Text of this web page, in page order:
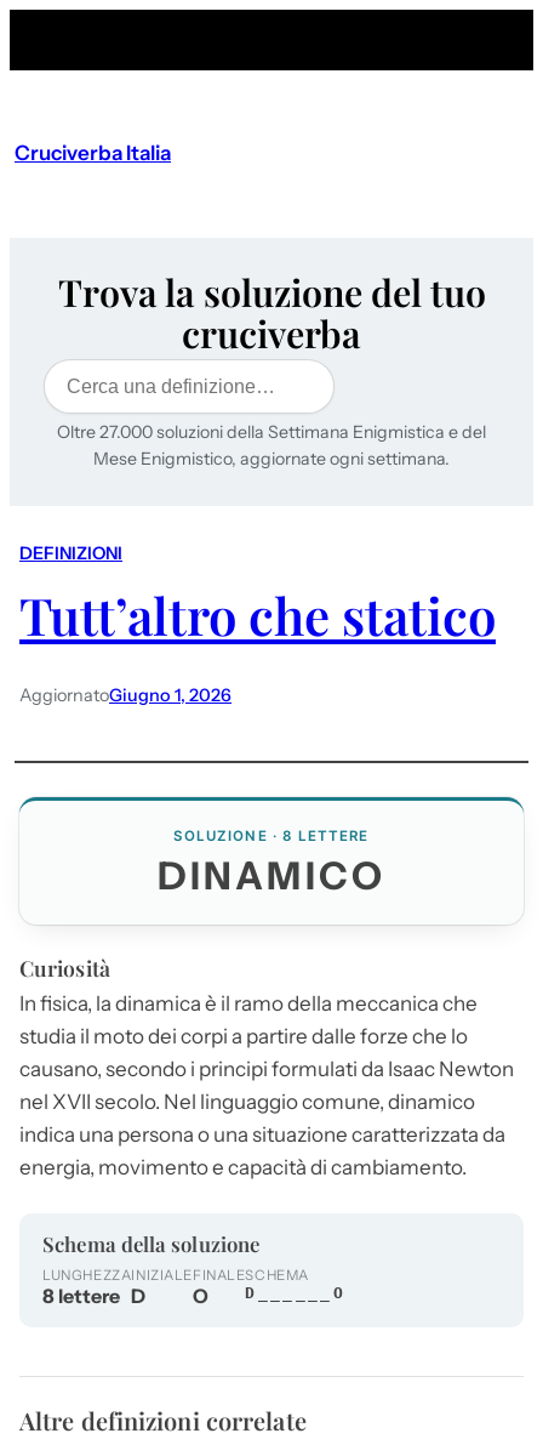
Cruciverba Italia
Trova la soluzione del tuo
cruciverba
Cerca
Oltre 27.000 soluzioni della Settimana Enigmistica e del
Mese Enigmistico, aggiornate ogni settimana.
DEFINIZIONI
Tutt’altro che statico
AggiornatoGiugno 1, 2026
SOLUZIONE · 8 LETTERE
DINAMICO
Curiosità
In fisica, la dinamica è il ramo della meccanica che
studia il moto dei corpi a partire dalle forze che lo
causano, secondo i principi formulati da Isaac Newton
nel XVII secolo. Nel linguaggio comune, dinamico
indica una persona o una situazione caratterizzata da
energia, movimento e capacità di cambiamento.
Schema della soluzione
LUNGHEZZA
8 lettere
INIZIALE
D
FINALE
O
SCHEMA
D______O
Altre definizioni correlate